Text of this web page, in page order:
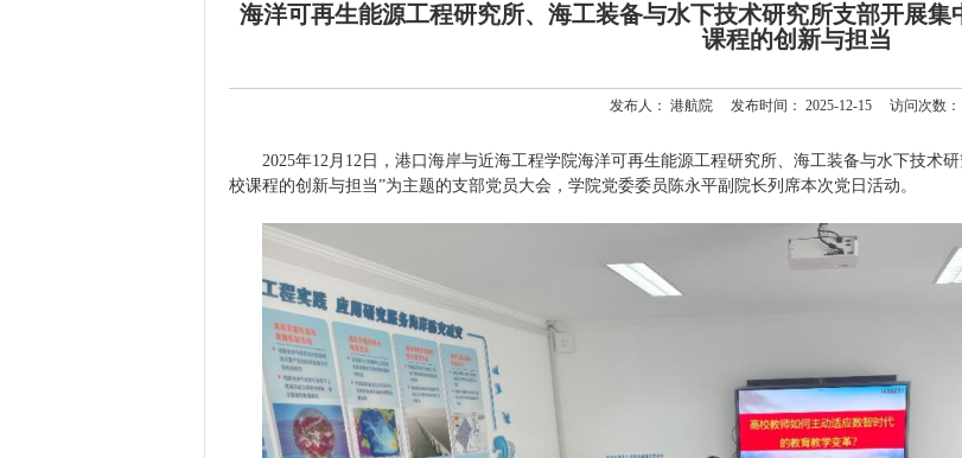
海洋可再生能源工程研究所、海工装备与水下技术研究所支部开展
课程的创新与担当
发布人： 港航院 发布时间： 2025-12-15 访问次数：
2025年12月 12 日，港口海岸与近海工程学院海洋可再生能源工程研究所、海工装备与水下技术
校课程的创新与担当”为主题的支部党员大会，学院党委委员陈永平副院长列席本次党日活动。